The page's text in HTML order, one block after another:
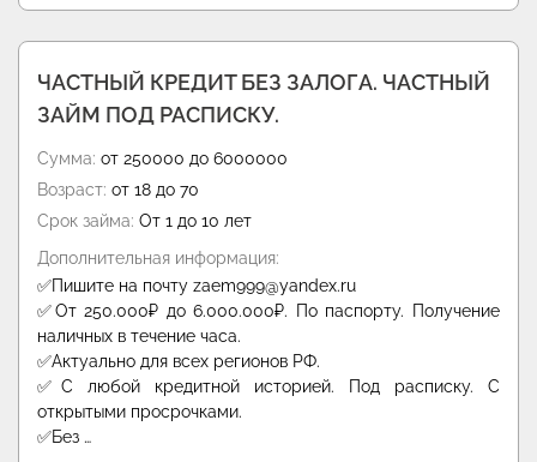
ЧАСТНЫЙ КРЕДИТ БЕЗ ЗАЛОГА. ЧАСТНЫЙ
ЗАЙМ ПОД РАСПИСКУ.
Сумма: от 250000 до 6000000
Возраст: от 18 до 70
Срок займа: От 1 до 10 лет
Дополнительная информация:
✅Пишите на почту zaem999@yandex.ru
✅От 250.000₽ до 6.000.000₽. По паспорту. Получение
наличных в течение часа.
✅Актуально для всех регионов РФ.
✅С любой кредитной историей. Под расписку. С
открытыми просрочками.
✅Без …